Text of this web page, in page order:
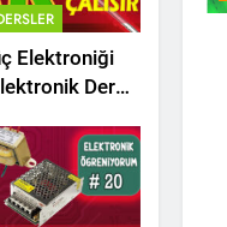
Elektroniği